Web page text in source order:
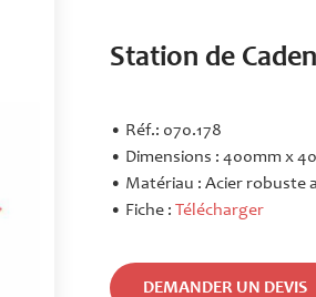
Station de
• Réf.: 070.178
• Dimensions : 400mm x
• Matériau : Acier robuste
• Fiche : Télécharger
DEMANDER UN DEVIS